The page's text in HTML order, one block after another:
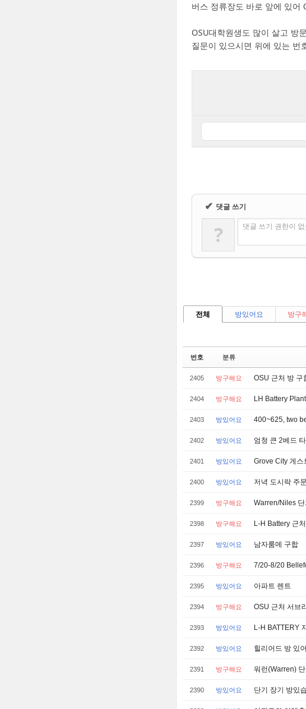
버스 정류장도 바로 앞에 있어
OSU대학원생도 많이 살고 방
질문이 있으시면 위에 있는 번
✔ 댓글 쓰기
? 댓글 쓰기 권한이
전체 방있어요 방구
번호 분류
2405 방구해요 OSU 근처 방
2404 방구해요 LH Battery
2403 방있어요 400~625, two
2402 방있어요 엄청 큰 2베드
2401 방있어요 Grove City 게스
2400 방있어요 저녁 도시락 주
2399 방구해요 Warren/Niles
2398 방구해요 L-H Battery 근
2397 방있어요 남자룸메 구합
2396 방구해요 7/20-8/20
2395 방있어요 아파트 렌트
2394 방구해요 OSU 근처 서브
2393 방있어요 L-H BATTERY
2392 방있어요 힐리어드 방 있
2391 방구해요 워런(Warren)
2390 방있어요 단기 장기 방있